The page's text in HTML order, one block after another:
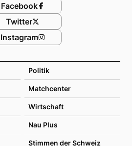
Politik
Matchcenter
Wirtschaft
Nau Plus
Stimmen der Schweiz
Facebook
Twitter
Instagram